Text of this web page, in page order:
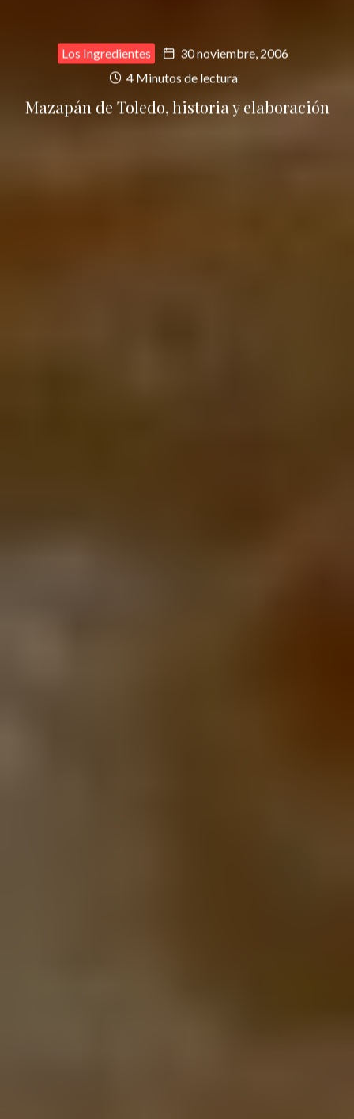
Los Ingredientes
30 noviembre, 2006
4 Minutos de lectura
Mazapán de Toledo, historia y elaboración